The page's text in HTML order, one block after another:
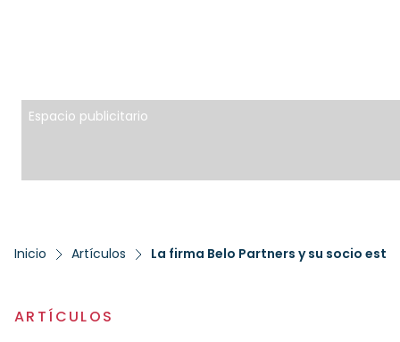
Espacio publicitario
Inicio Artículos
ARTÍCULOS